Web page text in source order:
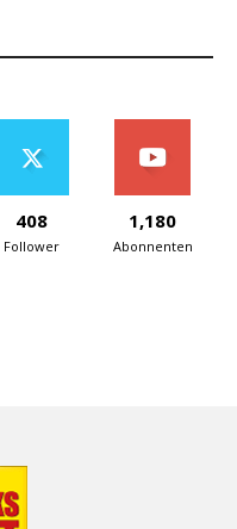
408
Follower
1,180
Abonnenten